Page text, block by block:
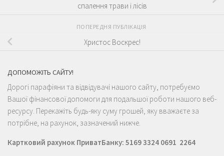
спалення трави і лісів
ПОПЕРЕДНЯ ПУБЛІКАЦІЯ
Христос Воскрес!
ДОПОМОЖІТЬ САЙТУ!
Дорогі парафіяни та відвідувачі нашого сайту, потребуємо
Вашої фінансової допомоги для подальшої роботи нашого веб-
ресурсу. Перекажіть будь-яку суму грошей, яку вважаєте за
потрібне, на рахунок, зазначений нижче.
Картковий рахунок ПриватБанку: 5169 3324 0691 2264